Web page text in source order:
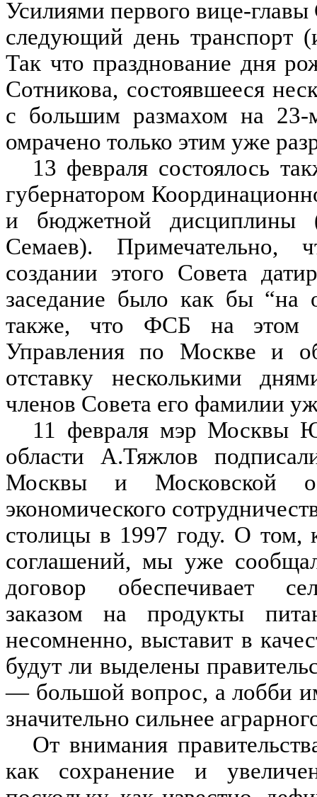
Усилиями первого вице-
следующий день транспорт
Так что празднование дня
Сотникова, состоявшееся
с большим размахом на 23-
омрачено только этим уже
13 февраля состоялось
губернатором
и бюджетной дисциплины
Семаев). Примечательно,
создании этого Совета
заседание было как бы “на
также, что ФСБ на этом
Управления по Москве и
отставку несколькими
членов Совета его фамилии
11 февраля мэр Москвы
области А.Тяжлов
Москвы и Московской
экономического
столицы в 1997 году. О том,
соглашений, мы уже
договор обеспечивает
заказом на продукты
несомненно, выставит в
будут ли выделены
— большой вопрос, а лобби
значительно сильнее
От внимания
как сохранение и